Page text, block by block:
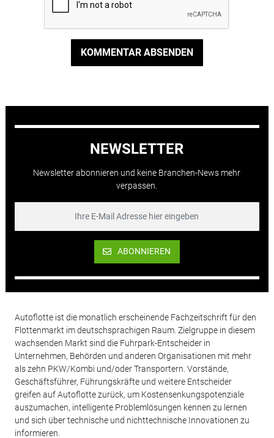
KOMMENTAR ABSENDEN
NEWSLETTER
Newsletter abonnieren und keine Branchen-News mehr
verpassen.
ABONNIEREN
Autoflotte ist die monatlich erscheinende Fachzeitschrift für den
Flottenmarkt im deutschsprachigen Raum. Zielgruppe in diesem
wachsenden Markt sind die Fuhrpark-Entscheider in
Unternehmen, Behörden und anderen Organisationen mit mehr
als zehn PKW/Kombi und/oder Transportern. Vorstände,
Geschäftsführer, Führungskräfte und weitere Entscheider
greifen auf Autoflotte zurück, um Kostensenkungspotenziale
auszumachen, intelligente Problemlösungen kennen zu lernen
und sich über technische und nichttechnische Innovationen zu
informieren.